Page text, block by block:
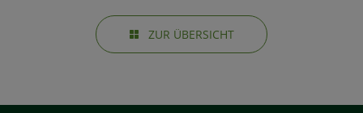
ZUR ÜBERSICHT